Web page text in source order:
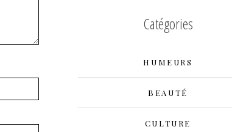
Catégories
HUMEURS
BEAUTÉ
CULTURE